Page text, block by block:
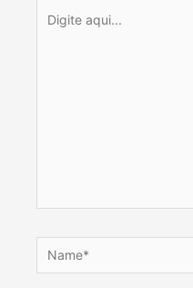
aqui...
Name*